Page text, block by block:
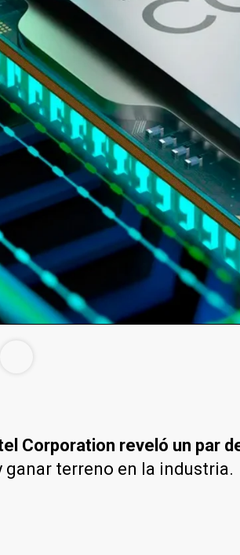
Corporation reveló un par
terreno en la industria.